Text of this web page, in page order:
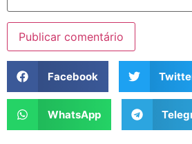
Facebook
WhatsApp